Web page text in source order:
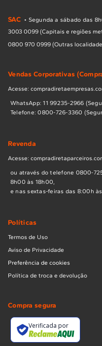
SAC • Segunda a sábado das
3003 0099 (Capitais e regiões
0800 970 0999 (Outras
Vendas Corporativas
Acesse:
WhatsApp: 11 99235-2966
Telefone: 0800-726-3360
Revenda
Acesse:
ou através do telefone 0800-
8h00 às 18h00,
e nas sextas-feiras das 8:00h
Políticas
Termos de Uso
Aviso de Privacidade
Preferência de cookies
Política de troca e devolução
Compra segura
Verificada por